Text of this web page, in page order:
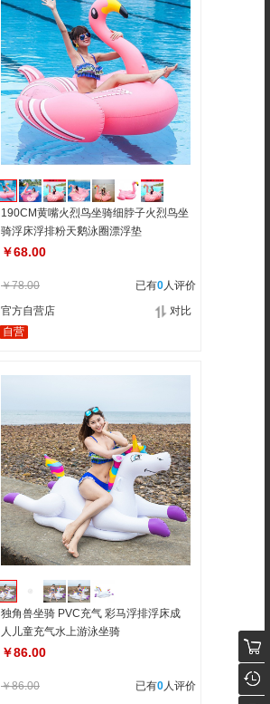
190CM黄嘴火烈鸟坐骑细脖子火烈鸟坐
骑浮床浮排粉天鹅泳圈漂浮垫
￥68.00
￥78.00 已有0人评价
官方自营店
对比
自营
独角兽坐骑 PVC充气 彩马浮排浮床成
人儿童充气水上游泳坐骑
￥86.00
￥86.00 已有0人评价